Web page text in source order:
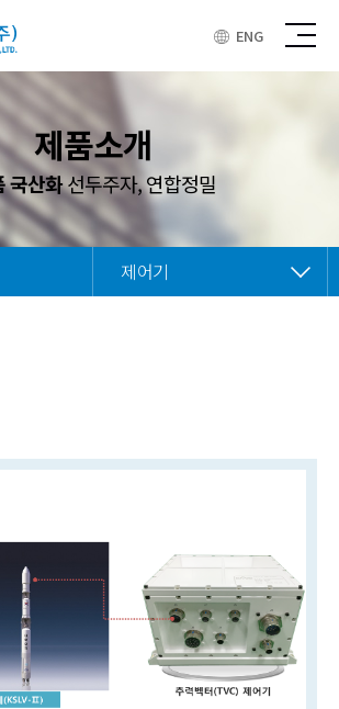
ENG
제품소개
국산화선두주자, 연합정밀
제어기